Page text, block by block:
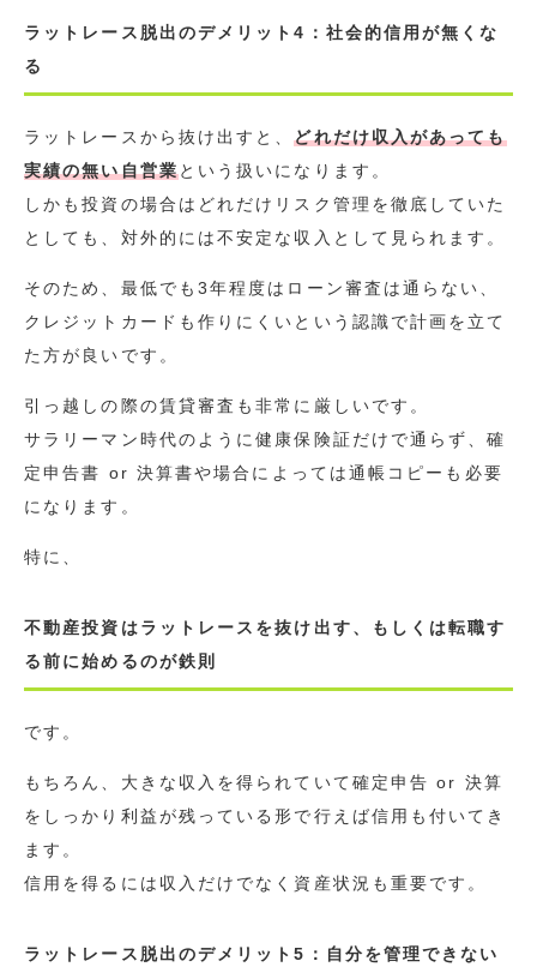
ラットレース脱出のデメリット4：社会的信用が無くな
る
ラットレースから抜け出すと、どれだけ収入があっても
実績の無い自営業という扱いになります。
しかも投資の場合はどれだけリスク管理を徹底していた
としても、対外的には不安定な収入として見られます。
そのため、最低でも3年程度はローン審査は通らない、
クレジットカードも作りにくいという認識で計画を立て
た方が良いです。
引っ越しの際の賃貸審査も非常に厳しいです。
サラリーマン時代のように健康保険証だけで通らず、確
定申告書 or 決算書や場合によっては通帳コピーも必要
になります。
特に、
不動産投資はラットレースを抜け出す、もしくは転職す
る前に始めるのが鉄則
です。
もちろん、大きな収入を得られていて確定申告 or 決算
をしっかり利益が残っている形で行えば信用も付いてき
ます。
信用を得るには収入だけでなく資産状況も重要です。
ラットレース脱出のデメリット5：自分を管理できない